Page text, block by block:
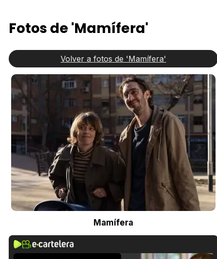
Fotos de 'Mamífera'
Volver a fotos de 'Mamífera'
Mamífera